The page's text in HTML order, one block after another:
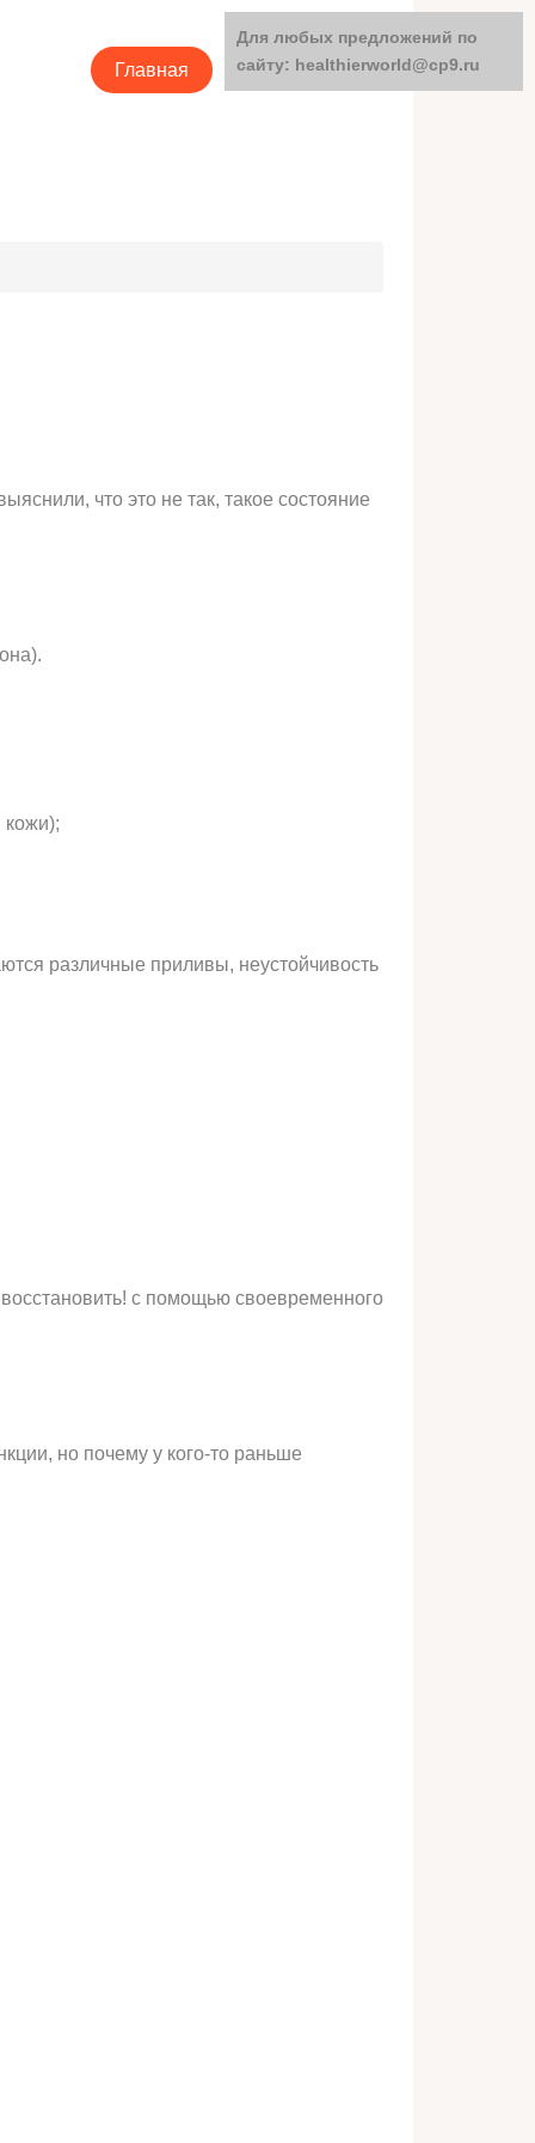
Главная Категории
что это не так, такое состояние
кожи);
различные приливы, неустойчивость
с помощью своевременного
но почему у кого-то раньше
Для любых предложений по
сайту: healthierworld@cp9.ru